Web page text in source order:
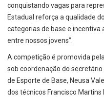
conquistando vagas para
Estadual reforça a qualidade
categorias de base e incentiva
entre nossos jovens”.
A competição é promovida
sob coordenação do
de Esporte de Base, Neusa
dos técnicos Francisco